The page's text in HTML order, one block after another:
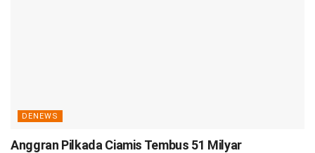
DENEWS
Anggran Pilkada Ciamis Tembus 51 Milyar